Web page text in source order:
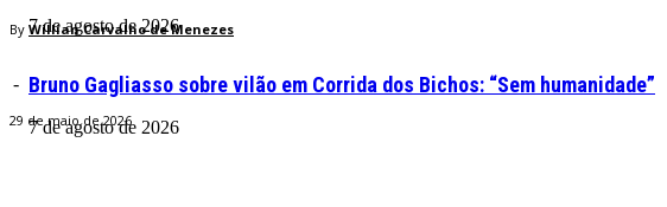
By Willian Carvalho de Menezes
-
29 de maio de 2026
7 de agosto de 2026
Bruno Gagliasso sobre vilão em Corrida dos Bichos: “Sem humanidade”
7 de agosto de 2026